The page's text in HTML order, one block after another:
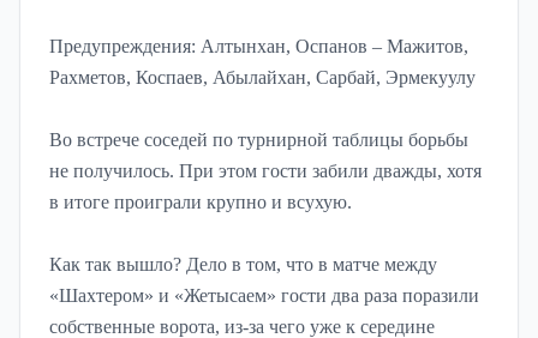
Предупреждения: Алтынхан, Оспанов – Мажитов,
Рахметов, Коспаев, Абылайхан, Сарбай, Эрмекуулу
Во встрече соседей по турнирной таблицы борьбы
не получилось. При этом гости забили дважды, хотя
в итоге проиграли крупно и всухую.
Как так вышло? Дело в том, что в матче между
«Шахтером» и «Жетысаем» гости два раза поразили
собственные ворота, из-за чего уже к середине